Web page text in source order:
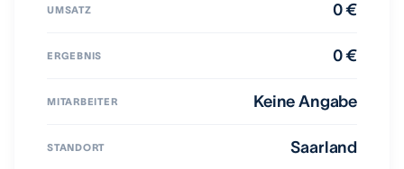
UMSATZ 0 €
ERGEBNIS 0 €
MITARBEITER Keine Angabe
STANDORT Saarland